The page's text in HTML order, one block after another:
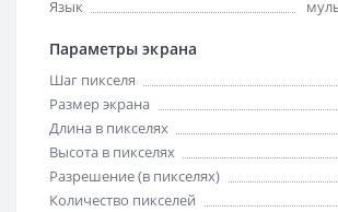
Язык
Параметры экрана
Шаг пикселя
Размер экрана
Длина в пикселях
Высота в пикселях
Разрешение (в пикселях)
Количество пикселей